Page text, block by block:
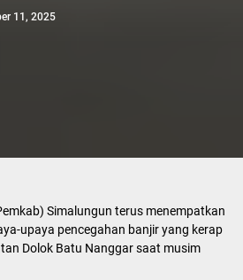
11, 2025
Simalungun terus menempatkan
upaya pencegahan banjir yang kerap
Dolok Batu Nanggar saat musim